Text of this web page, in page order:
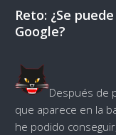
Reto: ¿Se
Google?
Después de
que aparece en la
he podido